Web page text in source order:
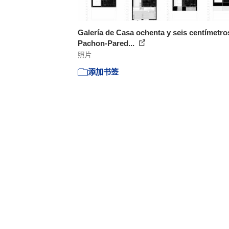
Galería de Casa ochenta y seis
Pachon-Pared...
照片
添加书签